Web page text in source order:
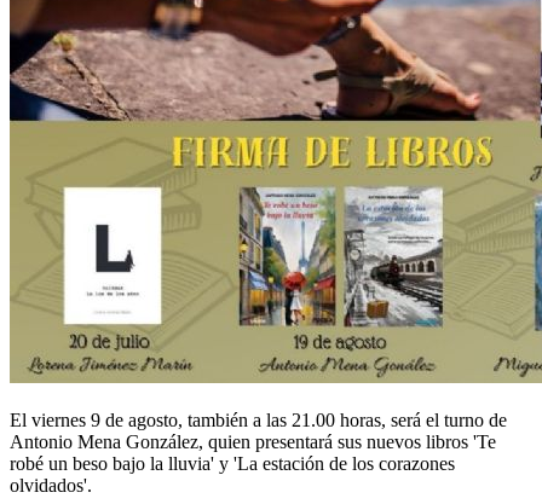
El viernes 9 de agosto, también a las 21.00 horas, será el turno de
Antonio Mena González, quien presentará sus nuevos libros 'Te
robé un beso bajo la lluvia' y 'La estación de los corazones
olvidados'.